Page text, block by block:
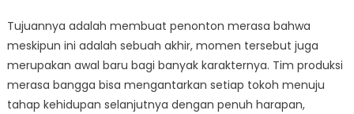
Tujuannya adalah membuat penonton merasa bahwa
meskipun ini adalah sebuah akhir, momen tersebut juga
merupakan awal baru bagi banyak karakternya. Tim produksi
merasa bangga bisa mengantarkan setiap tokoh menuju
tahap kehidupan selanjutnya dengan penuh harapan,